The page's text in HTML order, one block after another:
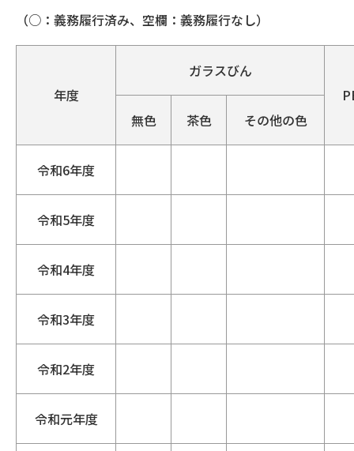
（○：義務履行済み、空欄：義務履行なし）
年度
ガラスびん
無色
茶色 その他の色
令和6年度
令和5年度
令和4年度
令和3年度
令和2年度
令和元年度